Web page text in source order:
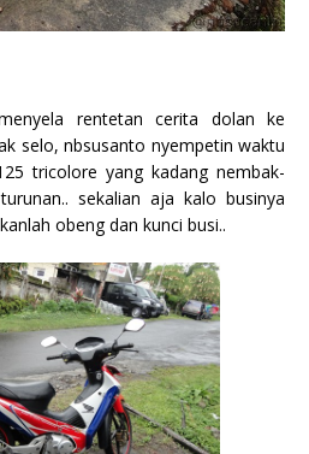
rentetan cerita dolan ke
selo, nbsusanto nyempetin waktu
tricolore yang kadang nembak-
sekalian aja kalo businya
obeng dan kunci busi..